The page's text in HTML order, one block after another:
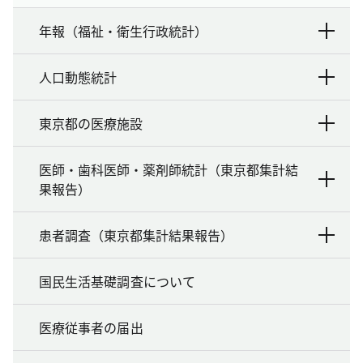
年報（福祉・衛生行政統計）
人口動態統計
東京都の医療施設
医師・歯科医師・薬剤師統計（東京都集計結
果報告）
患者調査（東京都集計結果報告）
国民生活基礎調査について
医療従事者の届出